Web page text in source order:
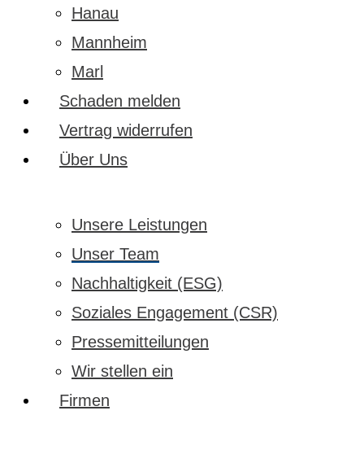
Hanau
Mannheim
Marl
Schaden melden
Vertrag widerrufen
Über Uns
Unsere Leistungen
Unser Team
Nachhaltigkeit (ESG)
Soziales Engagement (CSR)
Pressemitteilungen
Wir stellen ein
Firmen